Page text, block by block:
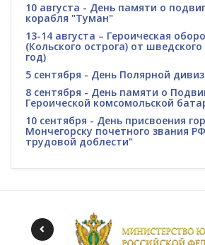
10 августа - День памяти о
корабля "Туман"
13-14 августа – Героическая
(Кольского острога) от
год)
5 сентября - День Полярной
8 сентября - День памяти о
Героической комсомольской
10 сентября - День присвоения
Мончегорску почетного звания
трудовой доблести"